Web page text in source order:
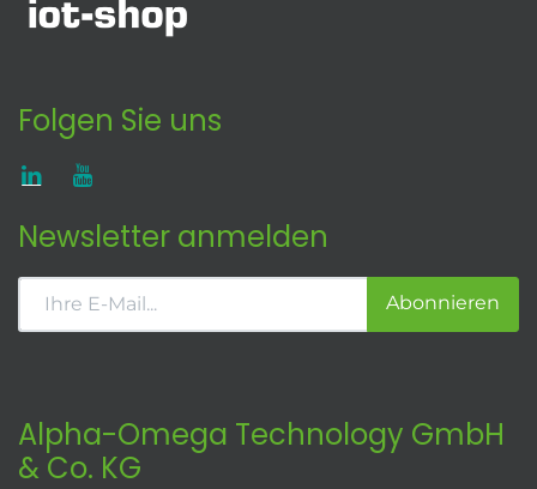
Folgen Sie uns
Newsletter anmelden
Abonnieren
Alpha-Omega Technology GmbH
& Co. KG